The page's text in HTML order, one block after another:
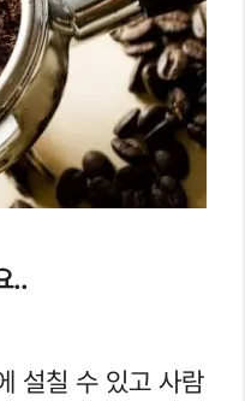
..
설칠 수 있고 사람